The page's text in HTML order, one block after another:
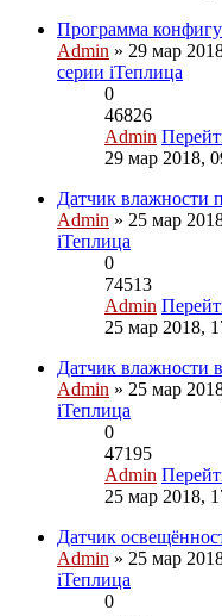
Программа
Admin » 29 мар
серии iТеплица
0
46826
Admin
29 мар 2018,
Датчик влажности
Admin » 25 мар
iТеплица
0
74513
Admin
25 мар 2018,
Датчик влажности
Admin » 25 мар
iТеплица
0
47195
Admin
25 мар 2018,
Датчик
Admin » 25 мар
iТеплица
0